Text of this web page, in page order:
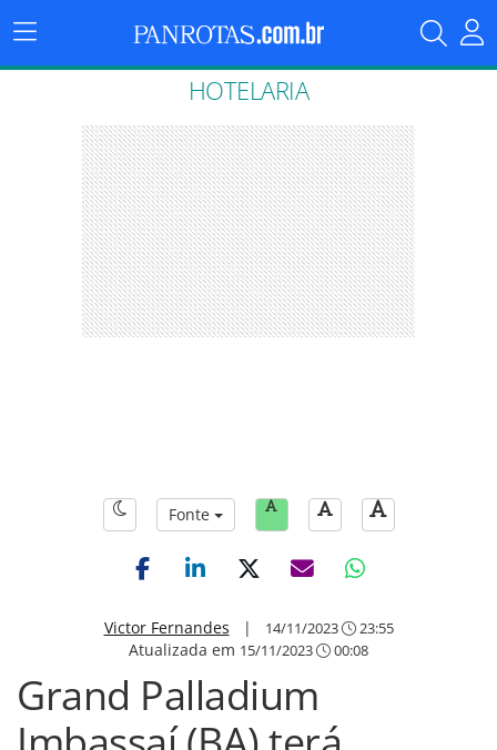
Menu
Principal
HOTELARIA
Fonte
Victor Fernandes | 14/11/2023 23:55
Atualizada em 15/11/2023 00:08
Grand Palladium